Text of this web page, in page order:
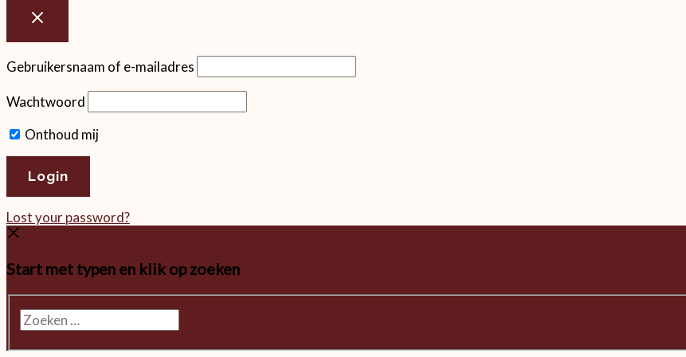
Gebruikersnaam of e-mailadres
Wachtwoord
Onthoud mij
Lost your password?
Start met typen en klik op zoeken